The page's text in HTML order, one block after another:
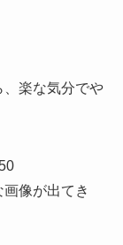
、楽な気分でや
像が出てき